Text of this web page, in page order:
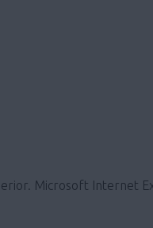
Microsoft Internet